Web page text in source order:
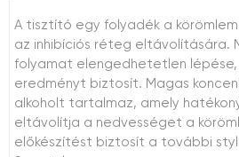
A tisztító egy folyadék a
az inhibíciós réteg eltávolítására.
folyamat elengedhetetlen
eredményt biztosít. Magas
alkoholt tartalmaz, amely
eltávolítja a nedvességet a
előkészítést biztosít a további